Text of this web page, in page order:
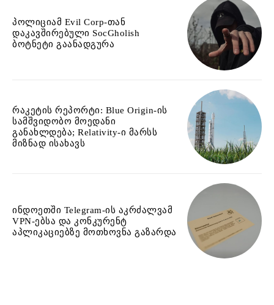
პოლიციამ Evil Corp-თან
დაკავშირებული SocGholish
ბოტნეტი გაანადგურა
რაკეტის რეპორტი: Blue Origin-ის
სამშვიდობო მოედანი
განახლდება; Relativity-ი მარსს
მიზნად ისახავს
ინდოეთში Telegram-ის აკრძალვამ
VPN-ებსა და კონკურენტ
აპლიკაციებზე მოთხოვნა გაზარდა